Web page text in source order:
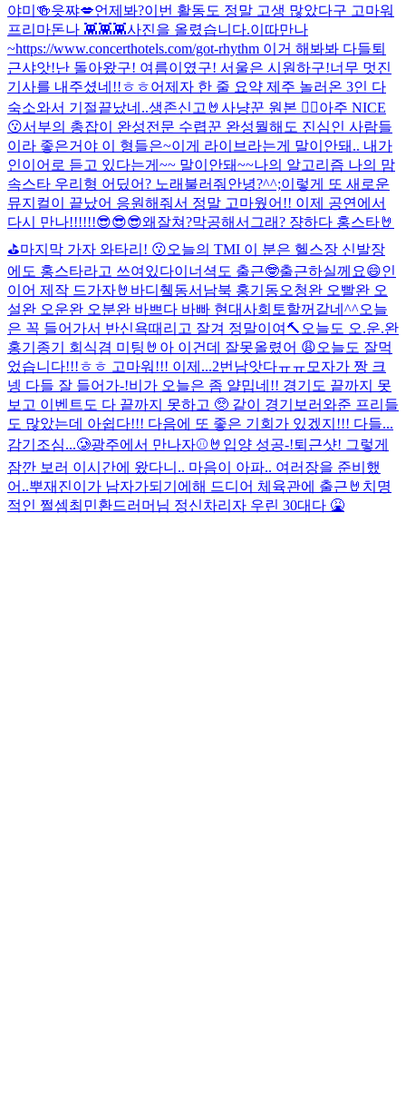
야미🍻읏쨔💋언제봐?이번 활동도 정말 고생 많았다구 고마워
프리마돈나 👾👾👾사진을 올렸습니다.이따만나
~https://www.concerthotels.com/got-rhythm 이거 해봐봐 다들퇴
근샤앗!난 돌아왔구! 여름이였구! 서울은 시원하구!너무 멋진
기사를 내주셨네!!ㅎㅎ어제자 한 줄 요약 제주 놀러온 3인 다
숙소와서 기절끝났네..생존신고🤘 사냥꾼 원본 🙂‍↕️아주 NICE
😗서부의 총잡이 완성전문 수렵꾼 완성뭘해도 진심인 사람들
이라 좋은거야 이 형들은~이게 라이브라는게 말이안돼.. 내가
인이어로 듣고 있다는게~~ 말이안돼~~나의 알고리즘 나의 맘
속스타 우리형 어딨어? 노래불러줘 안녕?^^;이렇게 또 새로운
뮤지컬이 끝났어 응원해줘서 정말 고마웠어!! 이제 공연에서
다시 만나!!!!!!😎😎😎왜잘쳐?막공해서그래? 쟝하다 홍스타🤘
⛳️마지막 가자 와타리! 😗오늘의 TMI 이 분은 헬스장 신발장
에도 홍스타라고 쓰여있다이너셕도 출근🤓출근하실께요😄인
이어 제작 드가자🤘 바디췤동서남북 홍기동오청완 오빨완 오
설완 오운완 오분완 바쁘다 바빠 현대사회 토할꺼같네^^오늘
은 꼭 들어가서 반신욕때리고 잘겨 정말이여 🔨오늘도 오.운.완
홍기종기 회식겸 미팅🤘 아 이건데 잘못올렸어 😩오늘도 잘먹
었습니다!!!ㅎㅎ 고마워!!! 이제...2번남앗다ㅠㅠ 모자가 짱 크
넹 다들 잘 들어가-!비가 오늘은 좀 얄밉네!! 경기도 끝까지 못
보고 이벤트도 다 끝까지 못하고 🥺 같이 경기보러와준 프리들
도 많았는데 아쉽다!!! 다음에 또 좋은 기회가 있겠지!!! 다들...
감기조심...🥲광주에서 만나자⚾️🤘 입양 성공-!퇴근샷! 그렇게
잠깐 보러 이시간에 왔다니.. 마음이 아파.. 여러장을 준비했
어..뿌재진이가 남자가되기에해 드디어 체육관에 출근🤘 치명
적인 쩔셈최민환드러머님 정신차리자 우린 30대다 🤮